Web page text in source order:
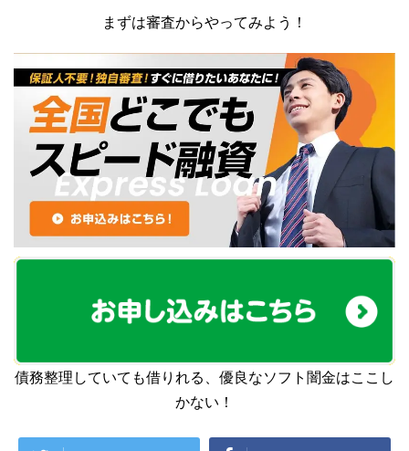
まずは審査からやってみよう！
債務整理していても借りれる、優良なソフト闇金はここし
かない！